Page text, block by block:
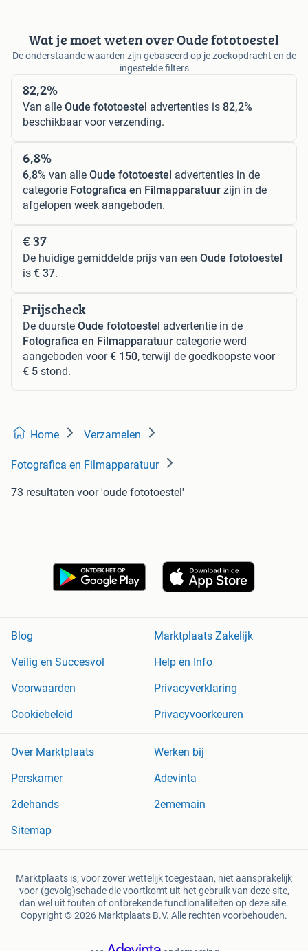
Wat je moet weten over Oude fototoestel
De onderstaande waarden zijn gebaseerd op je zoekopdracht en de
ingestelde filters
82,2%
Van alle Oude fototoestel advertenties is 82,2%
beschikbaar voor verzending.
6,8%
6,8% van alle Oude fototoestel advertenties in de
categorie Fotografica en Filmapparatuur zijn in de
afgelopen week aangeboden.
€ 37
De huidige gemiddelde prijs van een Oude fototoestel
is € 37.
Prijscheck
De duurste Oude fototoestel advertentie in de
Fotografica en Filmapparatuur categorie werd
aangeboden voor€ 150, terwijl de goedkoopste voor
€ 5 stond.
Home Verzamelen
Fotografica en Filmapparatuur
73 resultaten voor 'oude fototoestel'
Blog
Marktplaats Zakelijk
Veilig en Succesvol
Help en Info
Voorwaarden
Privacyverklaring
Cookiebeleid
Privacyvoorkeuren
Over Marktplaats
Werken bij
Perskamer
Adevinta
2dehands
2ememain
Sitemap
Marktplaats is, voor zover wettelijk toegestaan, niet aansprakelijk
voor (gevolg)schade die voortkomt uit het gebruik van deze site,
dan wel uit fouten of ontbrekende functionaliteiten op deze site.
Copyright © 2026 Marktplaats B.V. Alle rechten voorbehouden.